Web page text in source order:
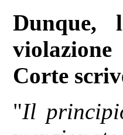
Dunque,
Corte
"Il